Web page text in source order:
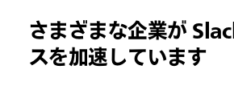
さまざまな企業が
スを加速しています